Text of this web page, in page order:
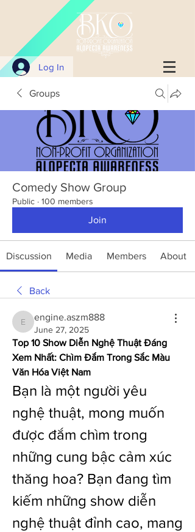
Log In
Groups
Comedy Show Group
Public · 100 members
Join
Discussion Media Members About
Back
engine.aszm888
engine.aszm888
June 27, 2025
Top 10 Show Diễn Nghệ Thuật Đáng
Xem Nhất: Chìm Đắm Trong Sắc Màu
Văn Hóa Việt Nam
Bạn là một người yêu
nghệ thuật, mong muốn
được đắm chìm trong
những cung bậc cảm xúc
thăng hoa? Bạn đang tìm
kiếm những show diễn
nghệ thuật đỉnh cao, mang